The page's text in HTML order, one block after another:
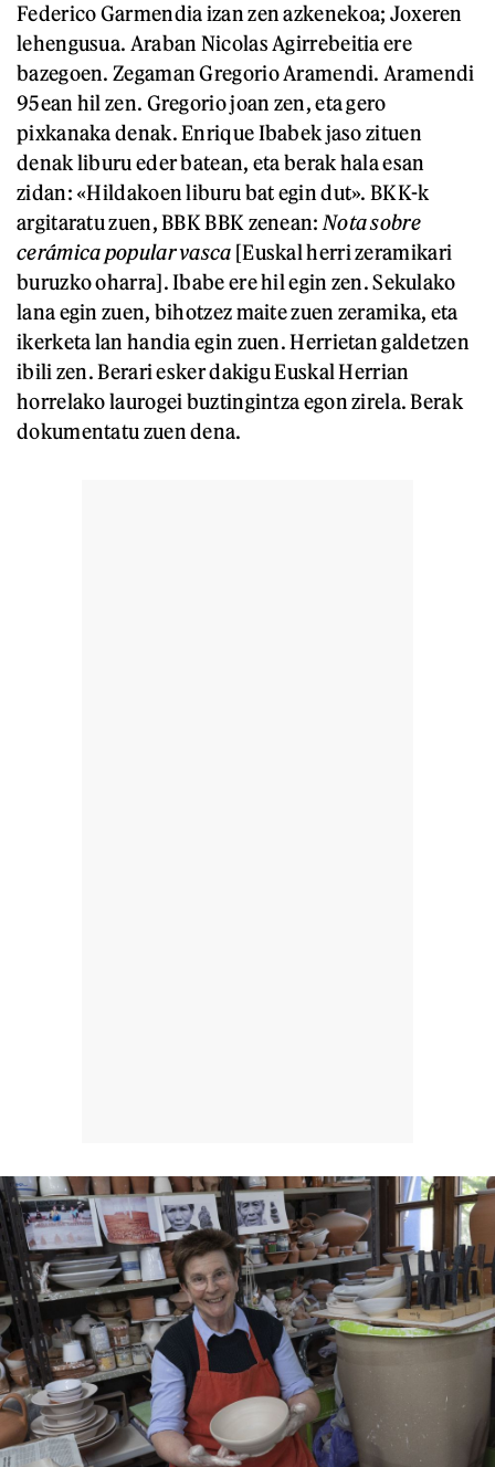
Federico Garmendia izan zen azkenekoa; Joxeren
lehengusua. Araban Nicolas Agirrebeitia ere
bazegoen. Zegaman Gregorio Aramendi. Aramendi
95ean hil zen. Gregorio joan zen, eta gero
pixkanaka denak. Enrique Ibabek jaso zituen
denak liburu eder batean, eta berak hala esan
zidan: «Hildakoen liburu bat egin dut». BKK-k
argitaratu zuen, BBK BBK zenean: Nota sobre
cerámica popular vasca [Euskal herri zeramikari
buruzko oharra]. Ibabe ere hil egin zen. Sekulako
lana egin zuen, bihotzez maite zuen zeramika, eta
ikerketa lan handia egin zuen. Herrietan galdetzen
ibili zen. Berari esker dakigu Euskal Herrian
horrelako laurogei buztingintza egon zirela. Berak
dokumentatu zuen dena.